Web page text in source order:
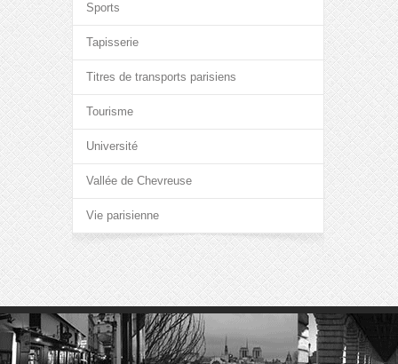
Sports
Tapisserie
Titres de transports parisiens
Tourisme
Université
Vallée de Chevreuse
Vie parisienne